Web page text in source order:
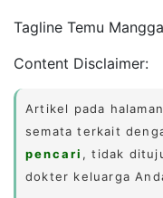
Tagline Temu
Content Disclaimer:
Artikel pada
semata terkait
pencari , tidak
dokter keluarga